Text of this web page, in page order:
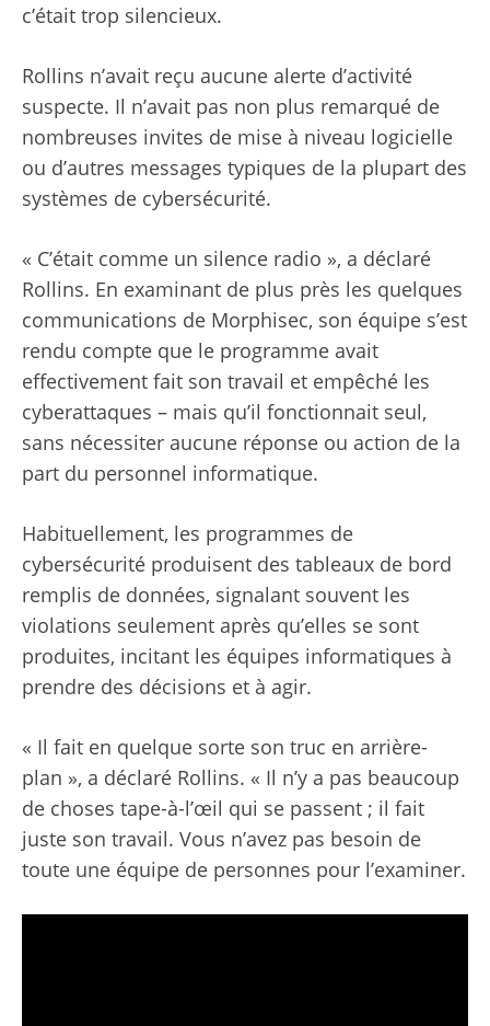
c’était trop silencieux.
Rollins n’avait reçu aucune alerte d’activité
suspecte. Il n’avait pas non plus remarqué de
nombreuses invites de mise à niveau logicielle
ou d’autres messages typiques de la plupart des
systèmes de cybersécurité.
« C’était comme un silence radio », a déclaré
Rollins. En examinant de plus près les quelques
communications de Morphisec, son équipe s’est
rendu compte que le programme avait
effectivement fait son travail et empêché les
cyberattaques – mais qu’il fonctionnait seul,
sans nécessiter aucune réponse ou action de la
part du personnel informatique.
Habituellement, les programmes de
cybersécurité produisent des tableaux de bord
remplis de données, signalant souvent les
violations seulement après qu’elles se sont
produites, incitant les équipes informatiques à
prendre des décisions et à agir.
« Il fait en quelque sorte son truc en arrière-
plan », a déclaré Rollins. « Il n’y a pas beaucoup
de choses tape-à-l’œil qui se passent ; il fait
juste son travail. Vous n’avez pas besoin de
toute une équipe de personnes pour l’examiner.